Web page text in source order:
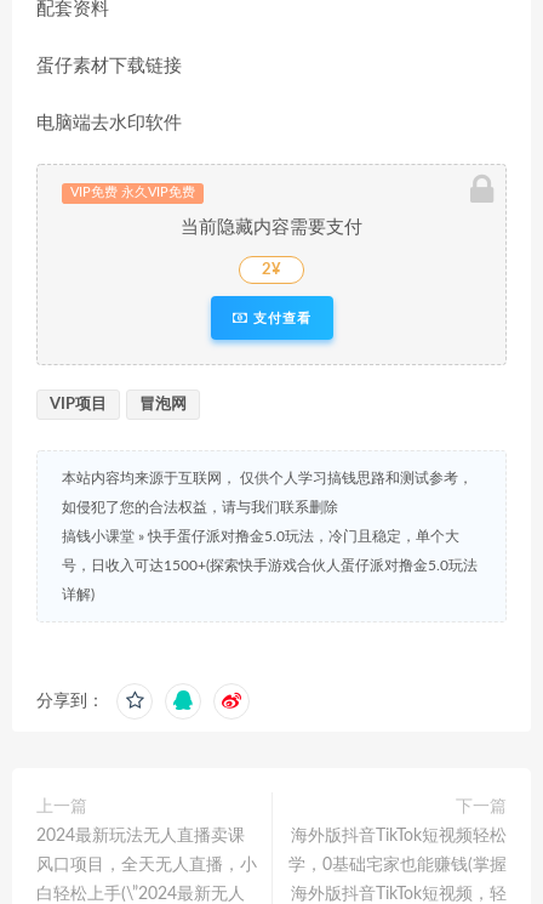
配套资料
蛋仔素材下载链接
电脑端去水印软件
VIP免费 永久VIP免费
当前隐藏内容需要支付
2¥
支付查看
VIP项目 冒泡网
本站内容均来源于互联网， 仅供个人学习搞钱思路和测试参考，
如侵犯了您的合法权益，请与我们联系删除
搞钱小课堂 »快手蛋仔派对撸金5.0玩法，冷门且稳定，单个大
号，日收入可达1500+(探索快手游戏合伙人蛋仔派对撸金5.0玩法
详解)
分享到：
上一篇
2024最新玩法无人直播卖课
风口项目，全天无人直播，小
白轻松上手(\”2024最新无人
下一篇
海外版抖音TikTok短视频轻松
学，0基础宅家也能赚钱(掌握
海外版抖音TikTok短视频，轻